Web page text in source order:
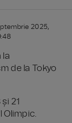
2025,
la
de la Tokyo
21
Olimpic.